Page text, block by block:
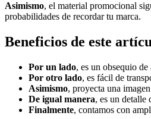
Asimismo, el material promocional
probabilidades de recordar tu marca.
Beneficios de este
Por un lado, es un obsequio
Por otro lado, es fácil de
Asimismo, proyecta una
De igual manera, es un detalle
Finalmente, contamos con